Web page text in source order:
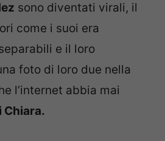
sono diventati virali, il
come i suoi era
e il loro
foto di loro due nella
l’internet abbia mai
Chiara.